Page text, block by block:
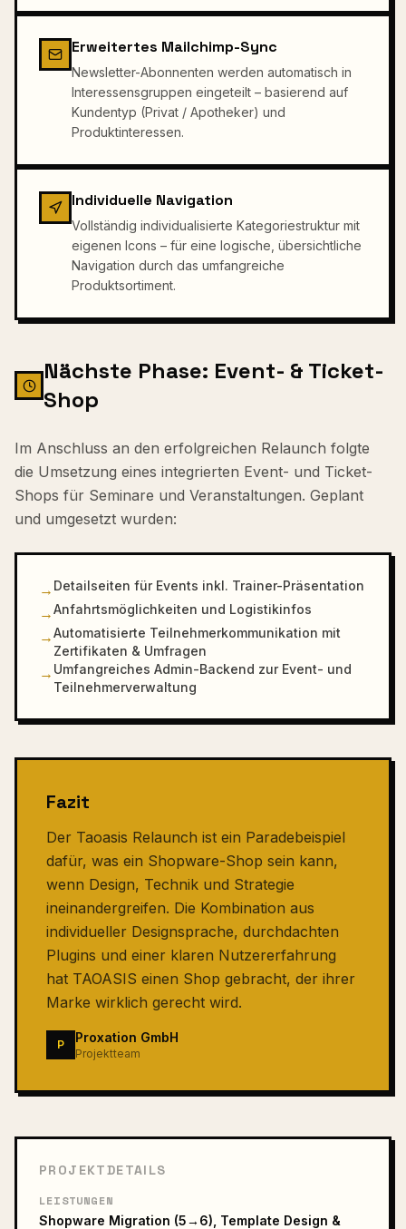
Erweitertes Mailchimp-Sync
Newsletter-Abonnenten werden automatisch in
Interessensgruppen eingeteilt – basierend auf
Kundentyp (Privat / Apotheker) und
Produktinteressen.
Individuelle Navigation
Vollständig individualisierte Kategoriestruktur mit
eigenen Icons – für eine logische, übersichtliche
Navigation durch das umfangreiche
Produktsortiment.
Nächste Phase: Event- & Ticket-
Shop
Im Anschluss an den erfolgreichen Relaunch folgte
die Umsetzung eines integrierten Event- und Ticket-
Shops für Seminare und Veranstaltungen. Geplant
und umgesetzt wurden:
→ Detailseiten für Events inkl. Trainer-Präsentation
→Anfahrtsmöglichkeiten und Logistikinfos
→Automatisierte Teilnehmerkommunikation mit
Zertifikaten & Umfragen
→ Umfangreiches Admin-Backend zur Event- und
Teilnehmerverwaltung
Fazit
Der Taoasis Relaunch ist ein Paradebeispiel
dafür, was ein Shopware-Shop sein kann,
wenn Design, Technik und Strategie
ineinandergreifen. Die Kombination aus
individueller Designsprache, durchdachten
Plugins und einer klaren Nutzererfahrung
hat TAOASIS einen Shop gebracht, der ihrer
Marke wirklich gerecht wird.
P Proxation GmbH
Projektteam
PROJEKTDETAILS
LEISTUNGEN
Shopware Migration (5→6), Template Design &